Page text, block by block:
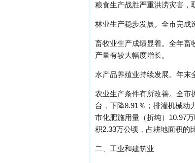
粮食生产战胜严重洪涝灾害，
林业生产稳步发展。全市完成
畜牧业生产成绩显着。全年畜
产量有较大幅度增长。
水产品养殖业持续发展。年末
农业生产条件有所改善。全市
台，下降8.91％；排灌机械动
市化肥施用量（折纯）10.97
积2.33万公顷，占耕地面积的
二、工业和建筑业